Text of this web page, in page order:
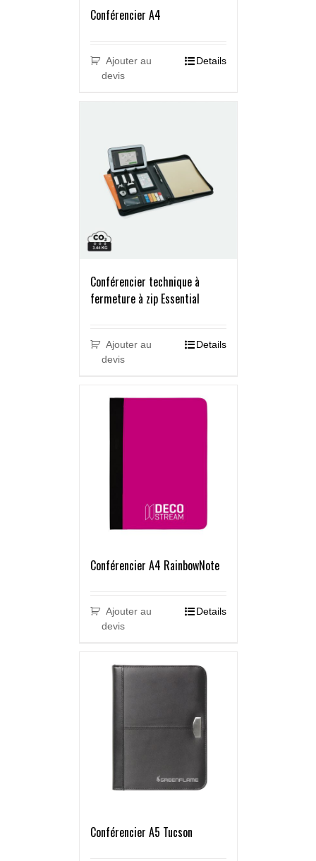
Conférencier A4
Ajouter au
devis
Details
Conférencier technique à
fermeture à zip Essential
Ajouter au
devis
Details
Conférencier A4 RainbowNote
Ajouter au
devis
Details
Conférencier A5 Tucson